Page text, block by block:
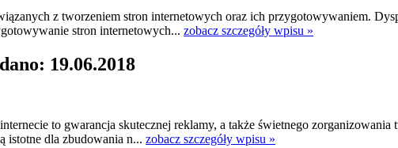
z tworzeniem stron internetowych oraz ich przygotowywaniem.
stron internetowych... zobacz szczegóły wpisu »
19.06.2018
to gwarancja skutecznej reklamy, a także świetnego
istotne dla zbudowania n... zobacz szczegóły wpisu »